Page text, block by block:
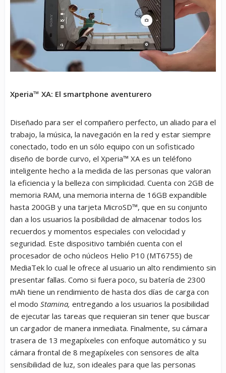
Xperia™ XA: El smartphone aventurero
Diseñado para ser el compañero perfecto, un aliado para el
trabajo, la música, la navegación en la red y estar siempre
conectado, todo en un sólo equipo con un sofisticado
diseño de borde curvo, el Xperia™ XA es un teléfono
inteligente hecho a la medida de las personas que valoran
la eficiencia y la belleza con simplicidad. Cuenta con 2GB de
memoria RAM, una memoria interna de 16GB expandible
hasta 200GB y una tarjeta MicroSD™, que en su conjunto
dan a los usuarios la posibilidad de almacenar todos los
recuerdos y momentos especiales con velocidad y
seguridad. Este dispositivo también cuenta con el
procesador de ocho núcleos Helio P10 (MT6755) de
MediaTek lo cual le ofrece al usuario un alto rendimiento sin
presentar fallas. Como si fuera poco, su batería de 2300
mAh tiene un rendimiento de hasta dos días de carga con
el modo Stamina, entregando a los usuarios la posibilidad
de ejecutar las tareas que requieran sin tener que buscar
un cargador de manera inmediata. Finalmente, su cámara
trasera de 13 megapíxeles con enfoque automático y su
cámara frontal de 8 megapíxeles con sensores de alta
sensibilidad de luz, son ideales para que las personas